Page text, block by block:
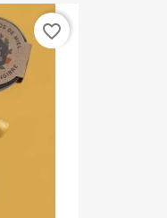
favorite_border